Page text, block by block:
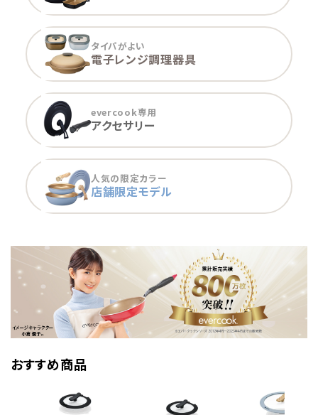
タイパがよい
電子レンジ調理器具
evercook専用
アクセサリー
人気の限定カラー
店舗限定モデル
おすすめ商品